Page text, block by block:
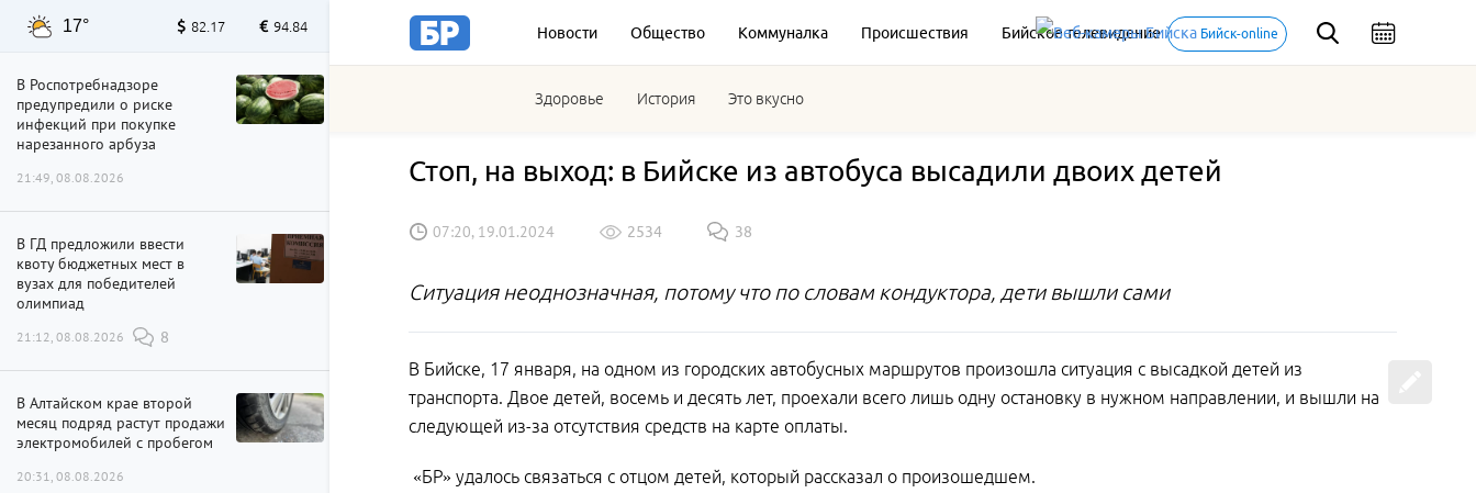
Новости Общество Коммуналка Происшествия Бийское телевидение Бийск-online
Здоровье История Это вкусно
17° 82.17 94.84
В Роспотребнадзоре
предупредили о риске
инфекций при покупке
нарезанного арбуза
21:49, 08.08.2026
В ГД предложили ввести
квоту бюджетных мест в
вузах для победителей
олимпиад
21:12, 08.08.2026 8
В Алтайском крае второй
месяц подряд растут продажи
электромобилей с пробегом
20:31, 08.08.2026
Стоп, на выход: в Бийске из автобуса высадили двоих детей
07:20, 19.01.2024 2534 38
Ситуация неоднозначная, потому что по словам кондуктора, дети вышли сами
В Бийске, 17 января, на одном из городских автобусных маршрутов произошла ситуация с высадкой детей из
транспорта. Двое детей, восемь и десять лет, проехали всего лишь одну остановку в нужном направлении, и вышли на
следующей из-за отсутствия средств на карте оплаты.
«БР» удалось связаться с отцом детей, который рассказал о произошедшем.